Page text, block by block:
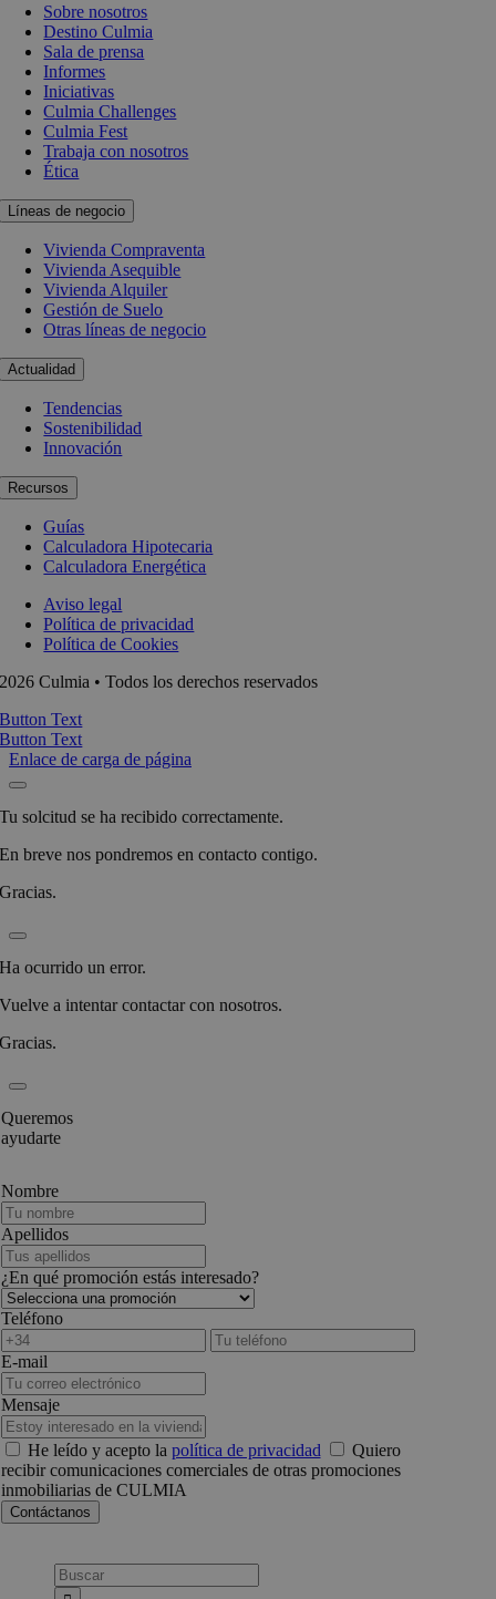
Sobre nosotros
Destino Culmia
Sala de prensa
Informes
Iniciativas
Culmia Challenges
Culmia Fest
Trabaja con nosotros
Ética
Líneas de negocio
Vivienda Compraventa
Vivienda Asequible
Vivienda Alquiler
Gestión de Suelo
Otras líneas de negocio
Actualidad
Tendencias
Sostenibilidad
Innovación
Recursos
Guías
Calculadora Hipotecaria
Calculadora Energética
Aviso legal
Política de privacidad
Política de Cookies
2026 Culmia • Todos los derechos reservados
Button Text
Button Text
Enlace de carga de página
Tu solcitud se ha recibido correctamente.
En breve nos pondremos en contacto contigo.
Gracias.
Ha ocurrido un error.
Vuelve a intentar contactar con nosotros.
Gracias.
Queremos
ayudarte
Nombre
Apellidos
¿En qué promoción estás interesado?
Teléfono
E-mail
Mensaje
He leído y acepto la política de privacidad
Quiero
recibir comunicaciones comerciales de otras promociones
inmobiliarias de CULMIA
Busca: